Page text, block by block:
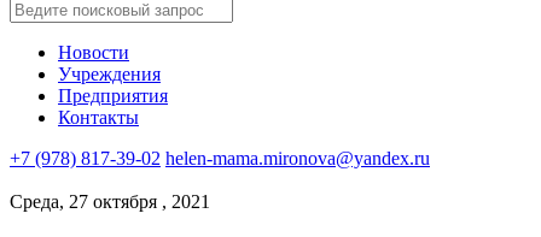
Новости
Учреждения
Предприятия
Контакты
+7 (978) 817-39-02 helen-mama.mironova@yandex.ru
Среда, 27 октября , 2021